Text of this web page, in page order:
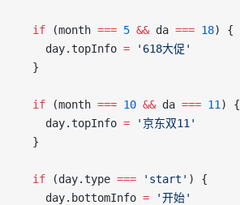
  if
(month === 5 && da === 18) {
    day.topInfo
= '618大促'
  }
  if
(month === 10 && da === 11 ) {
    day.topInfo
= '京东双11'
  }
  if
(day.type === 'start' ) {
    day.bottomInfo
= '开始'